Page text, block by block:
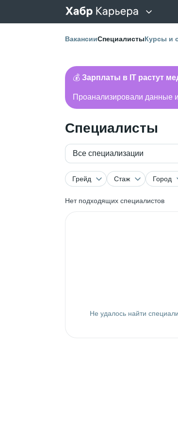
ВакансииСпециалистыКурсы и
💰 Зарплаты в IT растут
Проанализировали данные
Специалисты
Все специализации
Грейд Стаж Город
Нет подходящих специалистов
Не удалось найти